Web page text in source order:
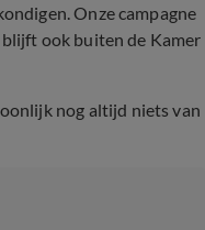
Onze campagne
ook buiten de Kamer
nog altijd niets van